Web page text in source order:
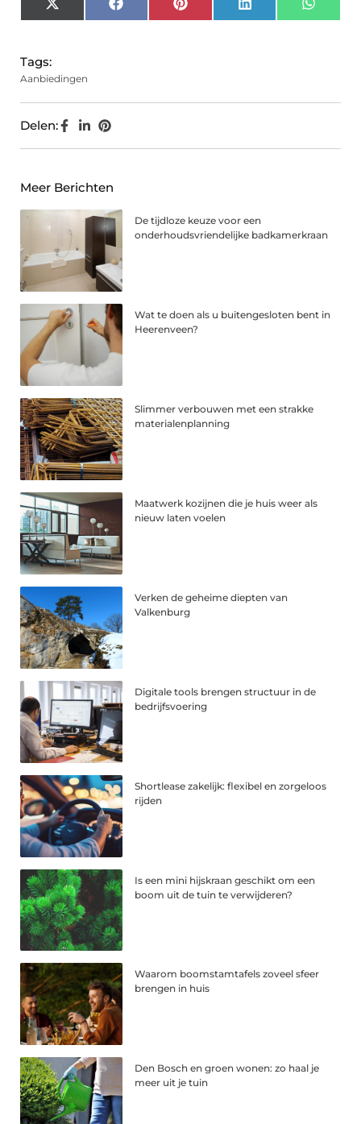
X
(Twitter)
FacebookPinterest LinkedIn
Tags:
Aanbiedingen
Delen:
Meer Berichten
De tijdloze keuze voor een
onderhoudsvriendelijke badkamerkraan
Wat te doen als u buitengesloten bent in
Heerenveen?
Slimmer verbouwen met een strakke
materialenplanning
Maatwerk kozijnen die je huis weer als
nieuw laten voelen
Verken de geheime diepten van
Valkenburg
Digitale tools brengen structuur in de
bedrijfsvoering
Shortlease zakelijk: flexibel en zorgeloos
rijden
Is een mini hijskraan geschikt om een
boom uit de tuin te verwijderen?
Waarom boomstamtafels zoveel sfeer
brengen in huis
Den Bosch en groen wonen: zo haal je
meer uit je tuin